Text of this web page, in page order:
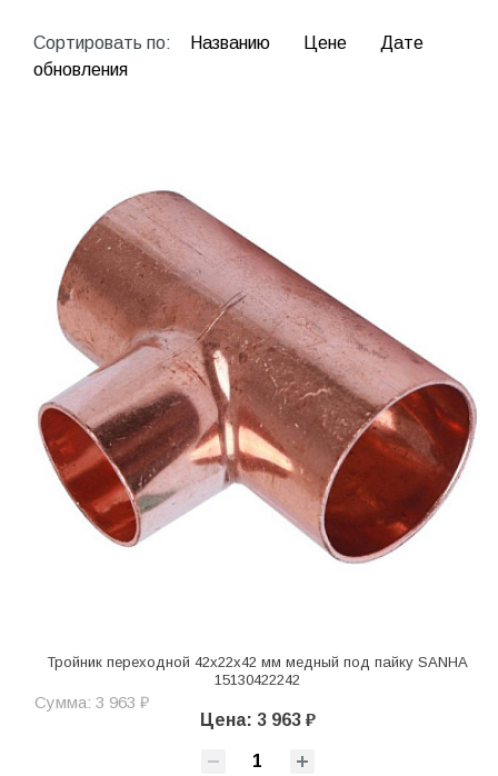
Сортировать по: Названию Цене
Дате
обновления
Тройник переходной 42х22х42 мм медный под пайку SANHA
15130422242
Сумма: 3 963 ₽
Цена: 3 963 ₽